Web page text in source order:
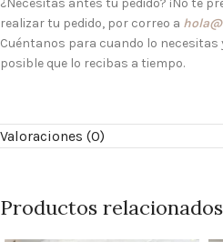
¿Necesitas antes tu pedido? ¡No te
realizar tu pedido, por correo a
Cuéntanos para cuando lo
posible que lo recibas a tiempo.
Valoraciones (0)
Productos relacionados